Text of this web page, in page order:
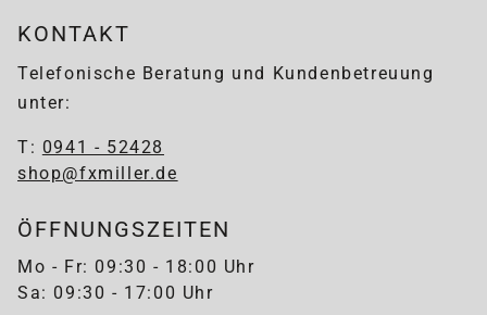
KONTAKT
Telefonische Beratung und Kundenbetreuung
unter:
T: 0941 - 52428
shop@fxmiller.de
ÖFFNUNGSZEITEN
Mo - Fr: 09:30 - 18:00 Uhr
Sa: 09:30 - 17:00 Uhr